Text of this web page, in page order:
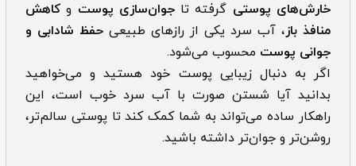
خارش‌های پوستی گرفته تاجوان‌سازی پوست و کاهش
منافذ باز، آب سرد یکی از رازهای طبیعی حفظ شادابی و
جوانی پوست محسوب می‌شود.
اگر به دنبال زیبایی پوست خود هستید و می‌خواهید
بدانید آیا شستن صورت با آب سرد خوب است، این
راهکار ساده می‌تواند به شما کمک کند تا پوستی سالم‌تر،
روشن‌تر و جوان‌تر داشته باشید.